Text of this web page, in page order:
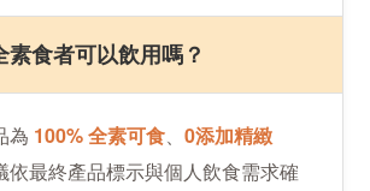
食者​可以​飲用​嗎？​
100% ​全​素​可食、 ​0添​加精緻
依​最​終​產品​標示​與個人​飲食​需求​確